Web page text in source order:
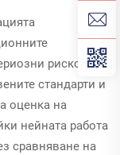
рискове
стандарти и
оценка на
нейната работа
сравняване на